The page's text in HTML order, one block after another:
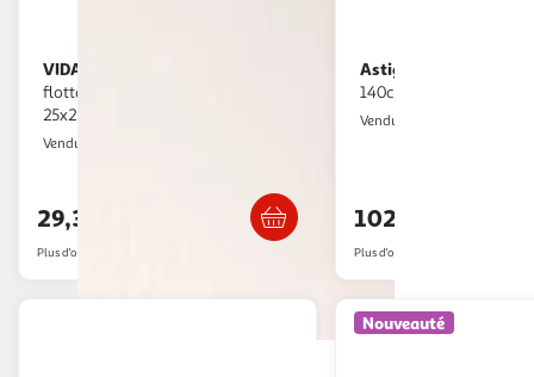
VIDAXL
flottantes 2pcs blanc brillant
25x25x3,8cm MDF
Vendu par
29,33€
Plus d'offres à partir de
Astigarraga
140cm - DINAMIC-4
Vendu par
102,68€
Plus d'offres à partir de
Nouveauté